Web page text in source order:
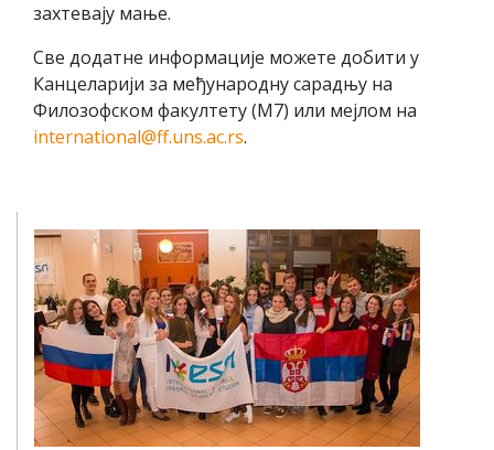
захтевају мање.
Све додатне информације можете добити у
Канцеларији за међународну сарадњу на
Филозофском факултету (М7) или мејлом на
international@ff.uns.ac.rs.